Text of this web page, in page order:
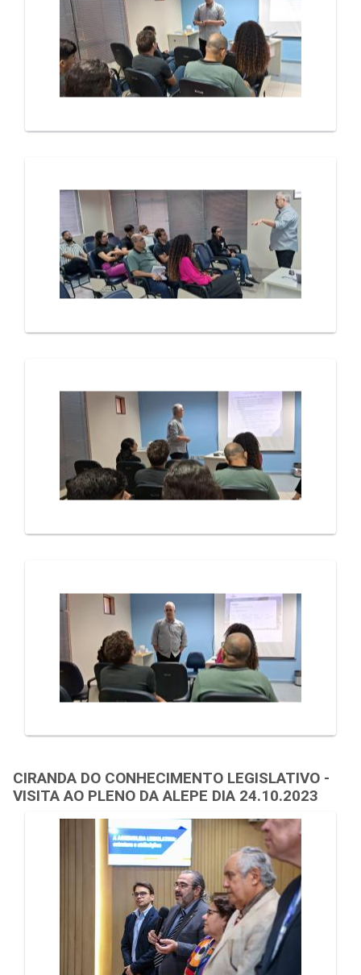
CIRANDA DO CONHECIMENTO LEGISLATIVO -
VISITA AO PLENO DA ALEPE DIA 24.10.2023
Galeria de Mídias